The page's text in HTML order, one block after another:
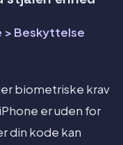
> Beskyttelse
biometriske krav
er uden for
din kode kan